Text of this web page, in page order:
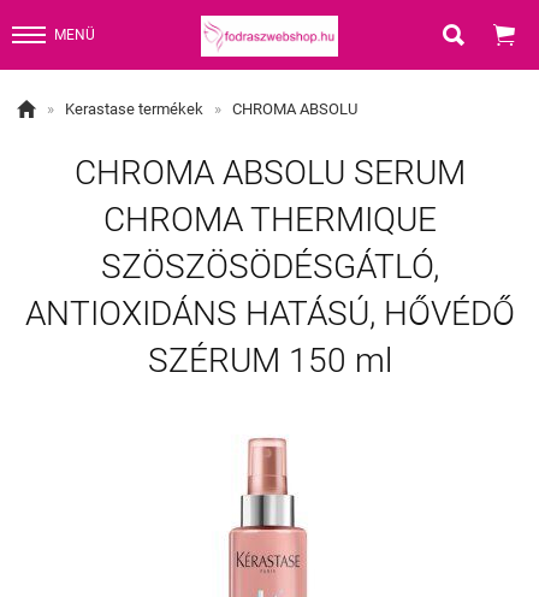
MENÜ  
 » Kerastase termékek » CHROMA ABSOLU
CHROMA ABSOLU SERUM
CHROMA THERMIQUE
SZÖSZÖSÖDÉSGÁTLÓ,
ANTIOXIDÁNS HATÁSÚ, HŐVÉDŐ
SZÉRUM 150 ml